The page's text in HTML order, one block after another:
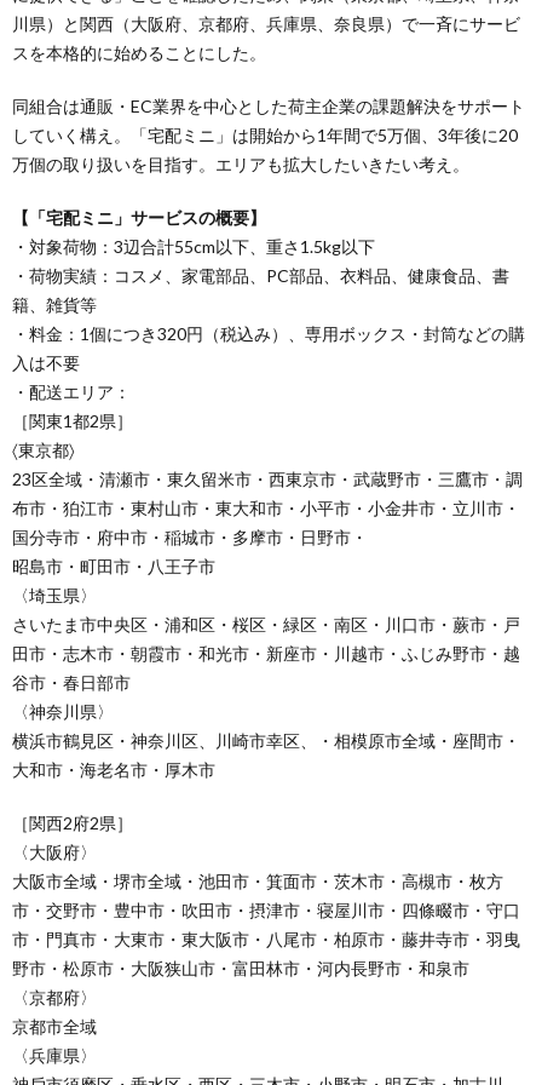
川県）と関⻄（⼤阪府、京都府、兵庫県、奈良県）で⼀⻫にサービ
スを本格的に始めることにした。
同組合は通販・EC業界を中⼼とした荷主企業の課題解決をサポート
していく構え。「宅配ミニ」は開始から1年間で5万個、3年後に20
万個の取り扱いを⽬指す。エリアも拡大したいきたい考え。
【「宅配ミニ」サービスの概要】
・対象荷物：3辺合計55cm以下、重さ1.5kg以下
・荷物実績：コスメ、家電部品、PC部品、⾐料品、健康⾷品、書
籍、雑貨等
・料⾦：1個につき320円（税込み）、専⽤ボックス・封筒などの購
⼊は不要
・配送エリア：
［関東1都2県］
〈東京都〉
23区全域・清瀬市・東久留⽶市・西東京市・武蔵野市・三鷹市・調
布市・狛江市・東村山市・東⼤和市・小平市・小金井市・立川市・
国分寺市・府中市・稲城市・多摩市・⽇野市・
昭島市・町田市・八王子市
〈埼⽟県〉
さいたま市中央区・浦和区・桜区・緑区・南区・川口市・蕨市・戸
田市・志木市・朝霞市・和光市・新座市・川越市・ふじみ野市・越
谷市・春日部市
〈神奈川県〉
横浜市鶴見区・神奈川区、川崎市幸区、・相模原市全域・座間市・
大和市・海⽼名市・厚⽊市
［関⻄2府2県］
〈⼤阪府〉
⼤阪市全域・堺市全域・池田市・箕面市・茨木市・高槻市・枚方
市・交野市・豊中市・吹田市・摂津市・寝屋川市・四條畷市・守⼝
市・門真市・大東市・東大阪市・八尾市・柏原市・藤井寺市・羽曳
野市・松原市・大阪狭山市・富田林市・河内長野市・和泉市
〈京都府〉
京都市全域
〈兵庫県〉